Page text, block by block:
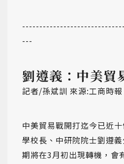
---
劉遵義：中美貿
記者/孫斌訓 來源:工商時報
中美貿易戰開打迄今已近
學校長、中研院院士劉遵
期將在3月初出現轉機，會